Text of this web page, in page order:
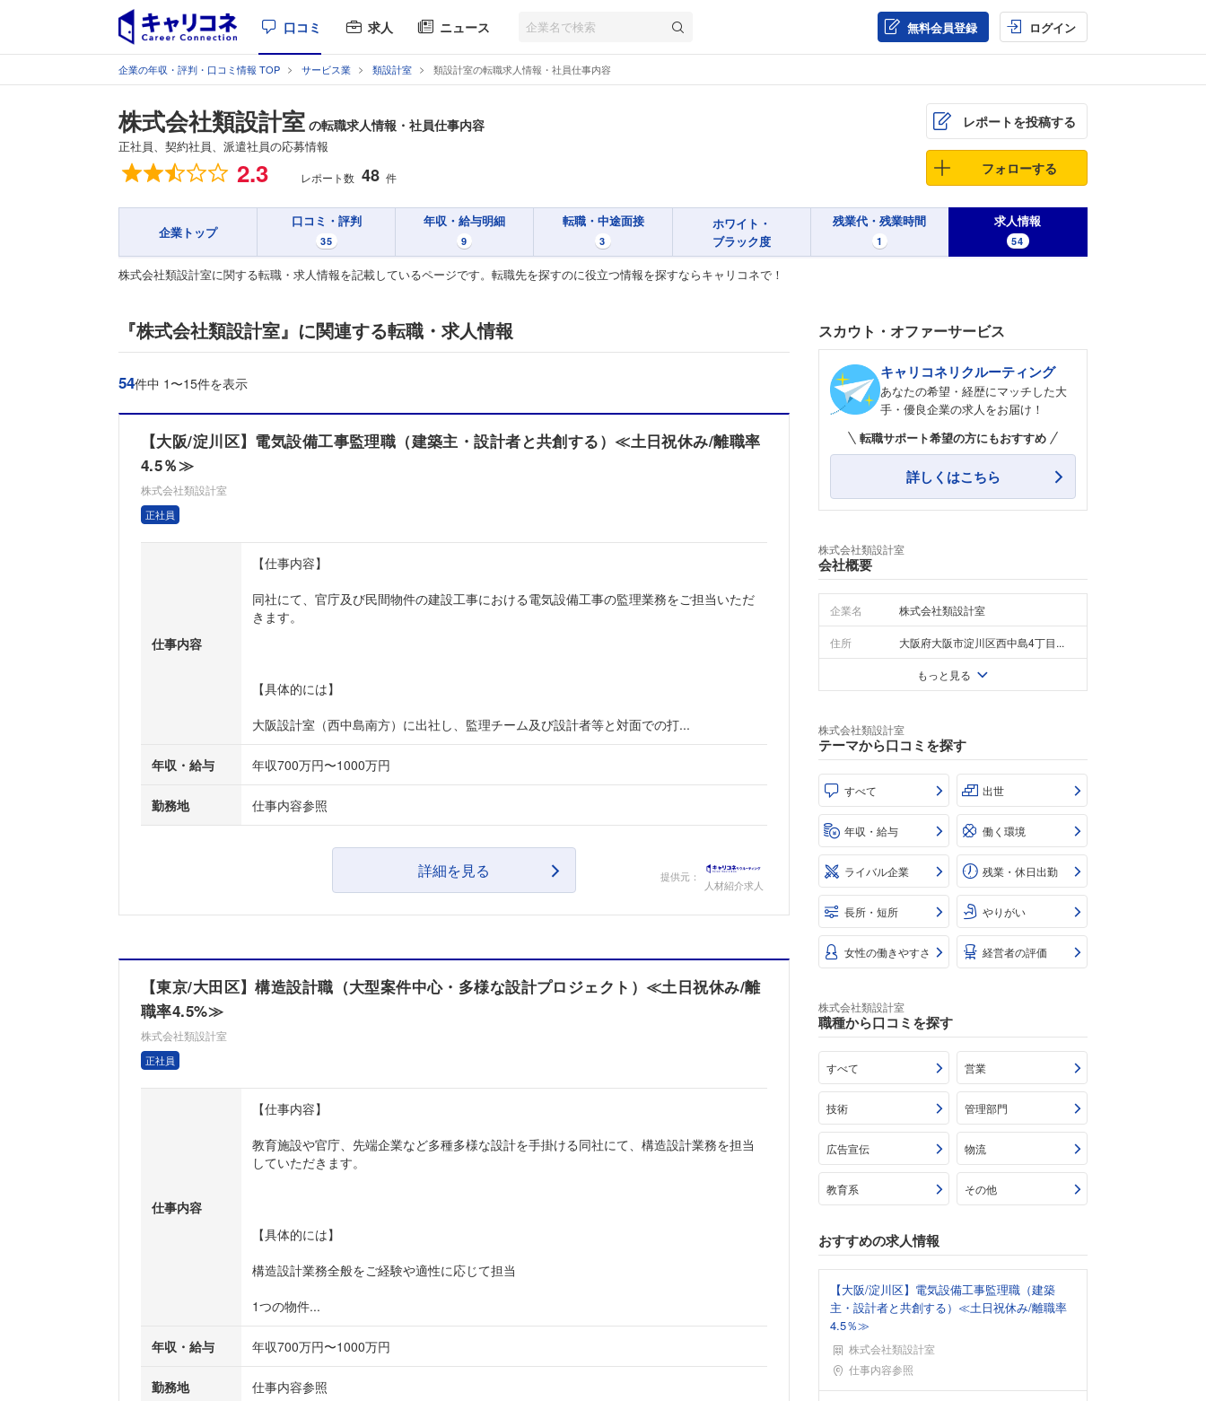
口コミ 求人 ニュース 無料会員登録 ログイン
企業の年収・評判・口コミ情報 TOP サービス業 類設計室 類設計室の転職求人情報・社員仕事内容
株式会社類設計室 の転職求人情報・社員仕事内容
正社員、契約社員、派遣社員の応募情報
総合評価 2.3 レポート数 48 件
レポートを投稿する
フォローする
企業トップ
口コミ・評判
35
年収・給与明細
9
転職・中途面接
3
ホワイト・
ブラック度
残業代・残業時間
1
求人情報
54
株式会社類設計室に関する転職・求人情報を記載しているページです。転職先を探すのに役立つ情報を探すならキャリコネで！
『株式会社類設計室』に関連する転職・求人情報
54件中 1〜15件を表示
【大阪/淀川区】電気設備工事監理職（建築主・設計者と共創する）≪土日祝休み/離職率
4.5％≫
株式会社類設計室
正社員
仕事内容
【仕事内容】
同社にて、官庁及び民間物件の建設工事における電気設備工事の監理業務をご担当いただ
きます。
【具体的には】
大阪設計室（西中島南方）に出社し、監理チーム及び設計者等と対面での打...
年収・給与 年収700万円〜1000万円
勤務地 仕事内容参照
詳細を見る 提供元：
人材紹介求人
【東京/大田区】構造設計職（大型案件中心・多様な設計プロジェクト）≪土日祝休み/離
職率4.5%≫
株式会社類設計室
正社員
仕事内容
【仕事内容】
教育施設や官庁、先端企業など多種多様な設計を手掛ける同社にて、構造設計業務を担当
していただきます。
【具体的には】
構造設計業務全般をご経験や適性に応じて担当
1つの物件...
年収・給与 年収700万円〜1000万円
勤務地 仕事内容参照
スカウト・オファーサービス
キャリコネリクルーティング
あなたの希望・経歴にマッチした大
手・優良企業の求人をお届け！
転職サポート希望の方にもおすすめ
詳しくはこちら
株式会社類設計室
会社概要
企業名 株式会社類設計室
住所 大阪府大阪市淀川区西中島4丁目...
もっと見る
株式会社類設計室
テーマから口コミを探す
すべて 出世
年収・給与 働く環境
ライバル企業 残業・休日出勤
長所・短所 やりがい
女性の働きやすさ 経営者の評価
株式会社類設計室
職種から口コミを探す
すべて 営業
技術 管理部門
広告宣伝 物流
教育系 その他
おすすめの求人情報
【大阪/淀川区】電気設備工事監理職（建築
主・設計者と共創する）≪土日祝休み/離職率
4.5％≫
株式会社類設計室
勤務地仕事内容参照